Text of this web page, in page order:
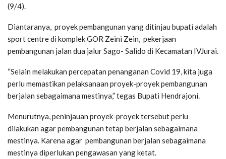
(9/4).
Diantaranya, proyek pembangunan yang ditinjau bupati adalah
sport centre di komplek GOR Zeini Zein, pekerjaan
pembangunan jalan dua jalur Sago- Salido di Kecamatan IVJurai.
“Selain melakukan percepatan penanganan Covid 19, kita juga
perlu memastikan pelaksanaan proyek-proyek pembangunan
berjalan sebagaimana mestinya,” tegas Bupati Hendrajoni.
Menurutnya, peninjauan proyek-proyek tersebut perlu
dilakukan agar pembangunan tetap berjalan sebagaimana
mestinya. Karena agar pembangunan berjalan sebagaimana
mestinya diperlukan pengawasan yang ketat.